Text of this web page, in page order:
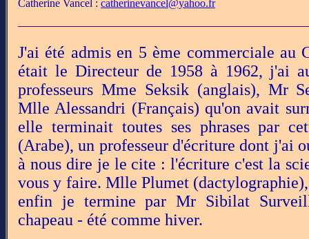
Catherine Vancel : catherinevancel@yahoo.fr
J'ai été admis en 5 ème commerciale au
était le Directeur de 1958 à 1962, j'ai
professeurs Mme Seksik (anglais), Mr
Mlle Alessandri (Français) qu'on avait
elle terminait toutes ses phrases par
(Arabe), un professeur d'écriture dont j'ai
à nous dire je le cite : l'écriture c'est la
vous y faire. Mlle Plumet
enfin je termine par Mr Sibilat
chapeau - été comme hiver.